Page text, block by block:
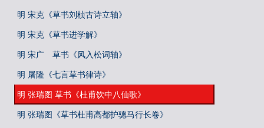
明 宋克《草书刘桢古诗立轴》
明 宋克《草书进学解》
明 宋广 草书《风入松词轴》
明 屠隆《七言草书律诗》
明 张瑞图 草书《杜甫饮中八仙歌》
明 张瑞图《草书杜甫高都护骢马行长卷》